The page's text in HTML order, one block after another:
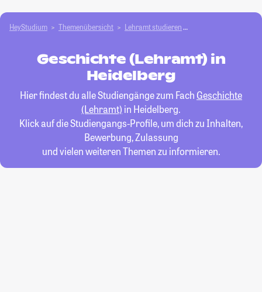
HeyStudium Themenübersicht Lehramt studieren
Geschichte (Lehramt) in
Heidelberg
Hier findest du alle Studiengänge zum Fach Geschichte
(Lehramt) in Heidelberg.
Klick auf die Studiengangs-Profile, um dich zu Inhalten,
Bewerbung, Zulassung
und vielen weiteren Themen zu informieren.